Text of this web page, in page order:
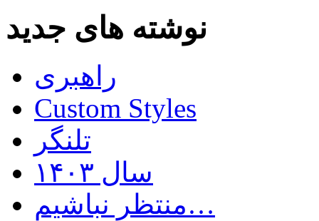
نوشته های جدید
راهبری
Custom Styles
تلنگر
سال ۱۴۰۳
منتظر نباشیم…